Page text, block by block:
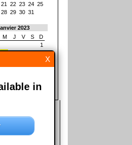
21 22 23 24 25
28 29 30 31
2023
M J V S
D
1
4 5 6 7
8
18 19 20 21 22
de Marie
15.08.2026
X
in